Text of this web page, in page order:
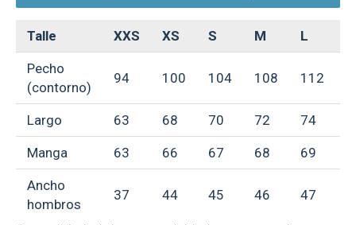
Talle XXS XS S M L
Pecho
(contorno)
94 100 104 108 112
Largo 63 68 70 72 74
Manga 63 66 67 68 69
Ancho
hombros
37 44 45 46 47